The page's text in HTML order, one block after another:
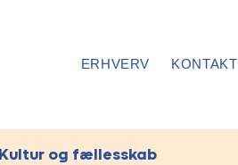
ERHVERV KONTAKT
Kultur og fællesskab